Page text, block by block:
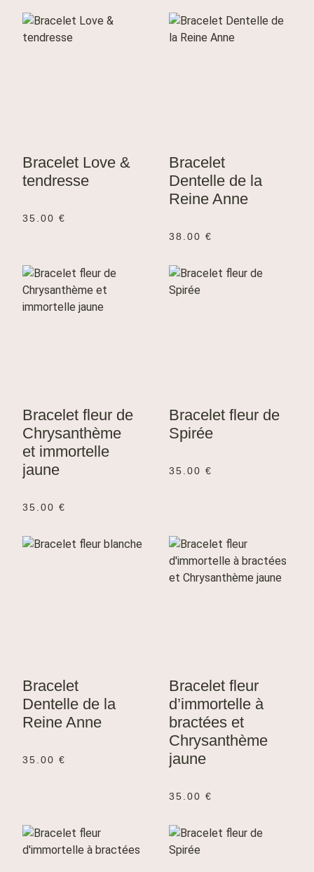
Bracelet Love &
tendresse
35.00 €
Bracelet
Dentelle de la
Reine Anne
38.00 €
Bracelet fleur de
Chrysanthème
et immortelle
jaune
35.00 €
Bracelet fleur de
Spirée
35.00 €
Bracelet
Dentelle de la
Reine Anne
35.00 €
Bracelet fleur
d’immortelle à
bractées et
Chrysanthème
jaune
35.00 €